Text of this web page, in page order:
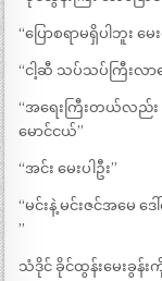
“ပြောစရာမရှိပါဘူး မေ
“ငါ့ဆီ သပ်သပ်ကြီးလာ
“အရေးကြီးတယ်လည်
မောင်ငယ်”
“အင်း မေးပါဦး”
“မင်းနဲ့ မင်းဇင်အမေ
”
သံဒိုင် ခိုင်ထွန်းမေးခွန်